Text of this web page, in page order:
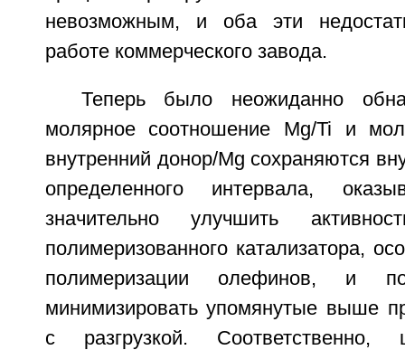
невозможным, и оба эти
работе коммерческого завода.
Теперь было неожиданно
молярное соотношение Mg/Ti и
внутренний донор/Mg сохраняются
определенного интервала,
значительно улучшить
полимеризованного катализатора,
полимеризации олефинов, и
минимизировать упомянутые выше
с разгрузкой. Соответственно,